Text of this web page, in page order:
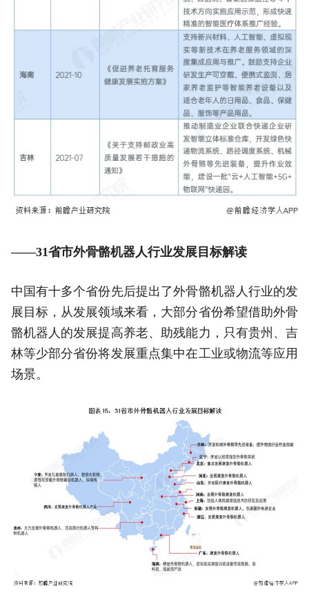
——31省市外骨骼机器人行业发展目标解读
中国有十多个省份先后提出了外骨骼机器人行业的发
展目标，从发展领域来看，大部分省份希望借助外骨
骼机器人的发展提高养老、助残能力，只有贵州、吉
林等少部分省份将发展重点集中在工业或物流等应用
场景。